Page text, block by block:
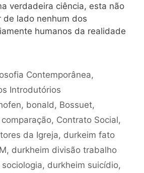
verdadeira ciência, esta não
de lado nenhum dos
humanos da realidade
Contemporânea,
Introdutórios
, bonald , Bossuet,
comparação, Contrato Social,
da Igreja, durkeim fato
, durkheim divisão trabalho
, durkheim suicídio,